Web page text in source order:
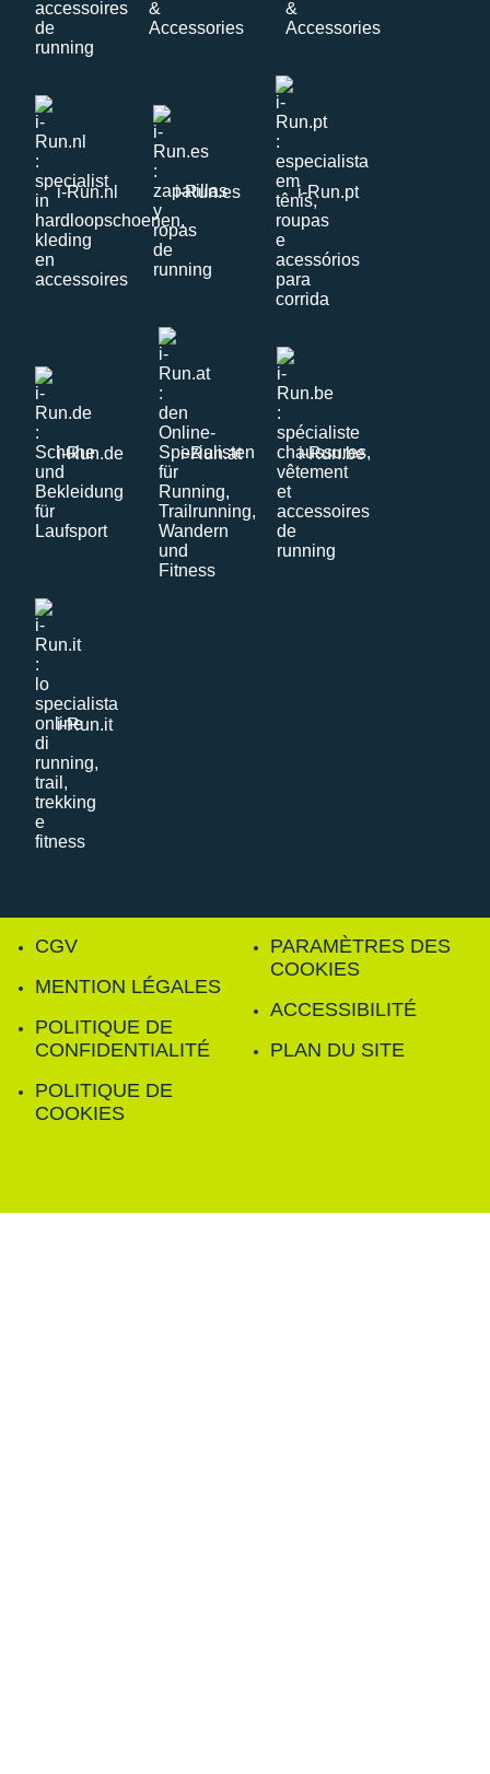
i-Run.nl i-Run.es i-Run.pt
i-Run.de i-Run.at i-Run.be
i-Run.it
CGV
MENTION LÉGALES
POLITIQUE DE
CONFIDENTIALITÉ
POLITIQUE DE
COOKIES
PARAMÈTRES DES
COOKIES
ACCESSIBILITÉ
PLAN DU SITE